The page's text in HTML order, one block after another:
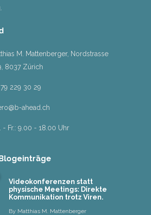
M. Mattenberger, Nordstrasse
8037 Zürich
79 229 30 29
ahead.ch
- Fr.: 9.00 - 18.00 Uhr
Videokonferenzen statt
physische Meetings: Direkte
Kommunikation trotz Viren.
By Matthias M. Mattenberger